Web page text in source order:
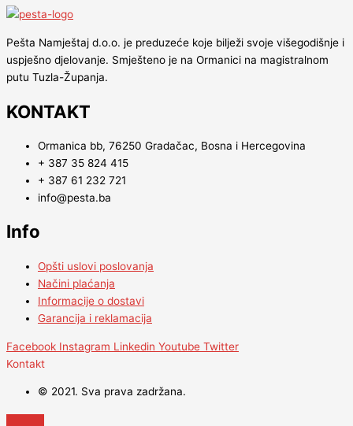
Pešta Namještaj d.o.o. je preduzeće koje bilježi svoje višegodišnje i
uspješno djelovanje. Smješteno je na Ormanici na magistralnom
putu Tuzla-Županja.
KONTAKT
Ormanica bb, 76250 Gradačac, Bosna i Hercegovina
+ 387 35 824 415
+ 387 61 232 721
info@pesta.ba
Info
Opšti uslovi poslovanja
Načini plaćanja
Informacije o dostavi
Garancija i reklamacija
Facebook Instagram Linkedin Youtube Twitter
Kontakt
© 2021. Sva prava zadržana.